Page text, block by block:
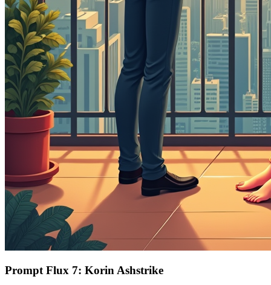
Prompt Flux 7: Korin Ashstrike